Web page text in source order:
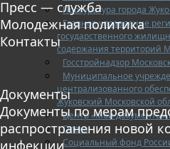
Прокуратура города
Главное управление
государственного
содержания территорий
Госстройнадзор
Муниципальное
централизованного
Жуковский Московской
Центр «Мои документы»
Опека
Социальный фонд
Пресс — служба
Молодежная политика
Контакты
Документы
Документы по мерам
распространения новой
инфекции